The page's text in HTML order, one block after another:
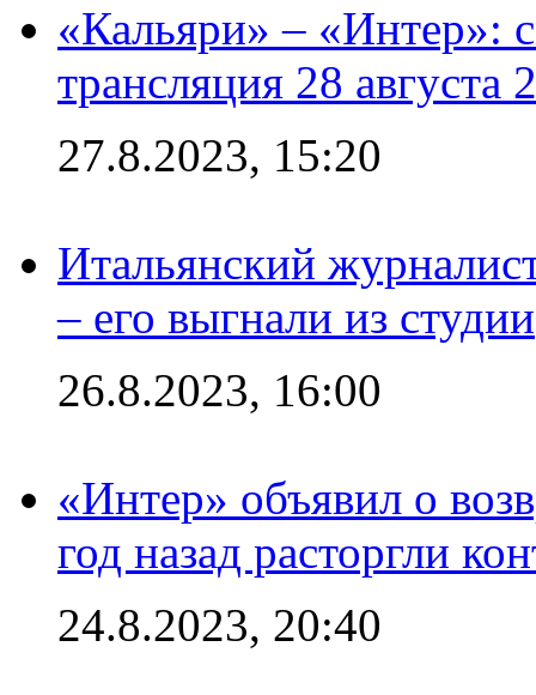
«Кальяри» – «Интер»:
трансляция 28 августа
27.8.2023, 15:20
Итальянский
– его выгнали из студии
26.8.2023, 16:00
«Интер» объявил о
год назад расторгли
24.8.2023, 20:40